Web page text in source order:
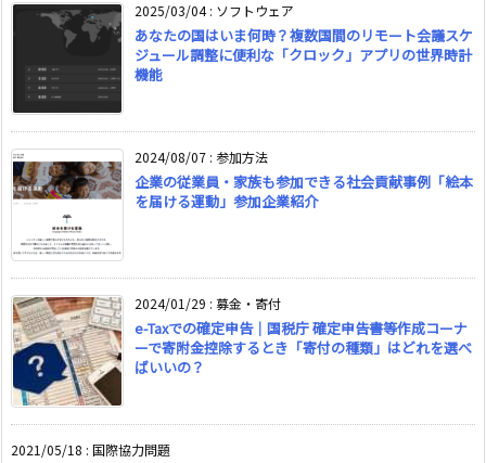
2025/03/04: ソフトウェア
あなたの国はいま何時？複数国間のリモート会議スケ
ジュール調整に便利な「クロック」アプリの世界時計
機能
2024/08/07 : 参加方法
企業の従業員・家族も参加できる社会貢献事例「絵本
を届ける運動」参加企業紹介
2024/01/29 : 募金・寄付
e-Taxでの確定申告｜国税庁 確定申告書等作成コーナ
ーで寄附金控除するとき「寄付の種類」はどれを選べ
ばいいの？
2021/05/18 : 国際協力問題